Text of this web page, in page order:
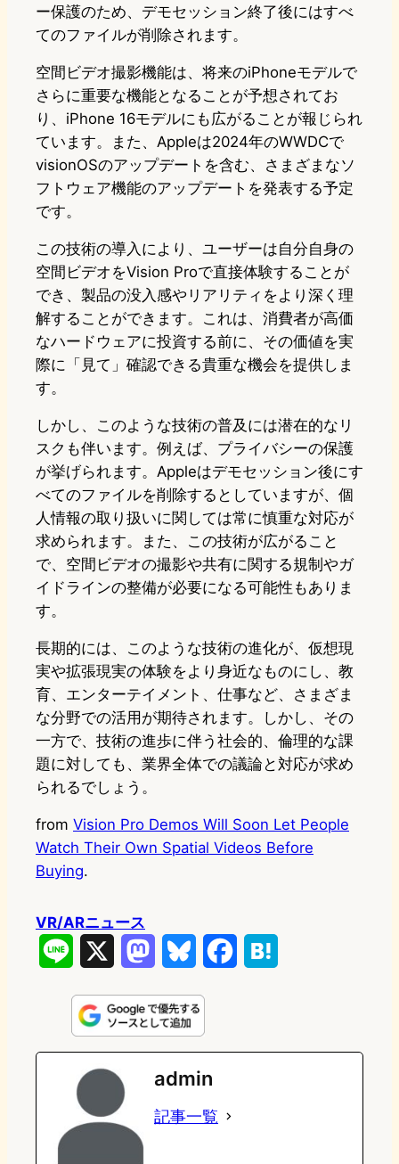
ー保護のため、デモセッション終了後にはすべ
てのファイルが削除されます。
空間ビデオ撮影機能は、将来のiPhoneモデルで
さらに重要な機能となることが予想されてお
り、iPhone 16モデルにも広がることが報じられ
ています。また、Appleは2024年のWWDCで
visionOSのアップデートを含む、さまざまなソ
フトウェア機能のアップデートを発表する予定
です。
この技術の導入により、ユーザーは自分自身の
空間ビデオをVision Proで直接体験することが
でき、製品の没入感やリアリティをより深く理
解することができます。これは、消費者が高価
なハードウェアに投資する前に、その価値を実
際に「見て」確認できる貴重な機会を提供しま
す。
しかし、このような技術の普及には潜在的なリ
スクも伴います。例えば、プライバシーの保護
が挙げられます。Appleはデモセッション後にす
べてのファイルを削除するとしていますが、個
人情報の取り扱いに関しては常に慎重な対応が
求められます。また、この技術が広がること
で、空間ビデオの撮影や共有に関する規制やガ
イドラインの整備が必要になる可能性もありま
す。
長期的には、このような技術の進化が、仮想現
実や拡張現実の体験をより身近なものにし、教
育、エンターテイメント、仕事など、さまざま
な分野での活用が期待されます。しかし、その
一方で、技術の進歩に伴う社会的、倫理的な課
題に対しても、業界全体での議論と対応が求め
られるでしょう。
from Vision Pro Demos Will Soon Let People
Watch Their Own Spatial Videos Before
Buying.
VR/ARニュース
n
e
s
t
o
d
u
e
s
k
e
e
admin
記事一覧